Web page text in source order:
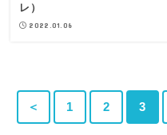
レ）
2022.01.06
＜ 1 2 3